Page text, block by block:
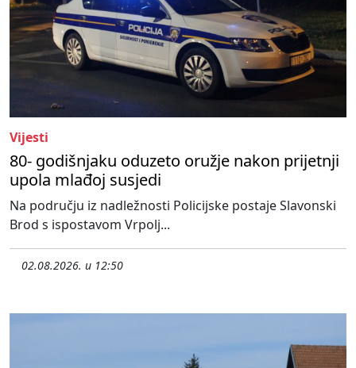
Vijesti
80- godišnjaku oduzeto oružje nakon prijetnji
upola mlađoj susjedi
Na području iz nadležnosti Policijske postaje Slavonski
Brod s ispostavom Vrpolj...
02.08.2026. u 12:50